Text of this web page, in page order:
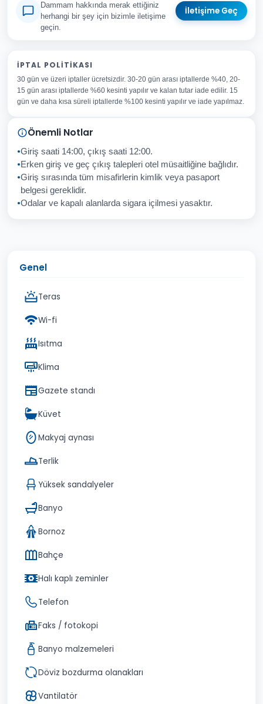
Dammam hakkında merak ettiğiniz
herhangi bir şey için bizimle iletişime
geçin.
İletişime Geç
Adınız Soyadınız
E-posta Adresiniz
Konu
Sorunuz
İptal Gönder
İPTAL POLITIKASI
30 gün ve üzeri iptaller ücretsizdir. 30-20 gün arası iptallerde %40, 20-
15 gün arası iptallerde %60 kesinti yapılır ve kalan tutar iade edilir. 15
gün ve daha kısa süreli iptallerde %100 kesinti yapılır ve iade yapılmaz.
Önemli Notlar
Giriş saati 14:00, çıkış saati 12:00.
Erken giriş ve geç çıkış talepleri otel müsaitliğine bağlıdır.
Giriş sırasında tüm misafirlerin kimlik veya pasaport
belgesi gereklidir.
Odalar ve kapalı alanlarda sigara içilmesi yasaktır.
Genel
Teras
Wi-fi
Isıtma
Klima
Gazete standı
Küvet
Makyaj aynası
Terlik
Yüksek sandalyeler
Banyo
Bornoz
Bahçe
Halı kaplı zeminler
Telefon
Faks / fotokopi
Banyo malzemeleri
Döviz bozdurma olanakları
Vantilatör